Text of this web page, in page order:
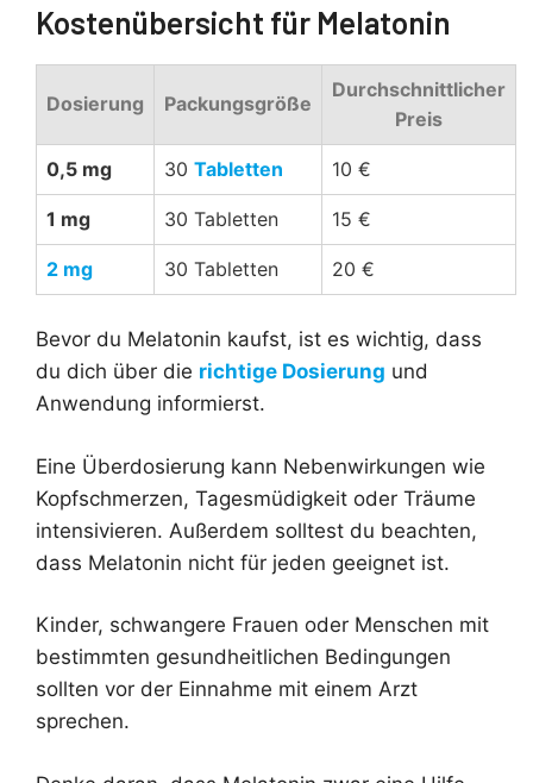
Kostenübersicht für Melatonin
Dosierung Packungsgröße
Durchschnittlicher
Preis
0,5 mg 30 Tabletten 10 €
1 mg 30 Tabletten 15 €
2 mg 30 Tabletten 20 €
Bevor du Melatonin kaufst, ist es wichtig, dass
du dich über die richtige Dosierung und
Anwendung informierst.
Eine Überdosierung kann Nebenwirkungen wie
Kopfschmerzen, Tagesmüdigkeit oder Träume
intensivieren. Außerdem solltest du beachten,
dass Melatonin nicht für jeden geeignet ist.
Kinder, schwangere Frauen oder Menschen mit
bestimmten gesundheitlichen Bedingungen
sollten vor der Einnahme mit einem Arzt
sprechen.